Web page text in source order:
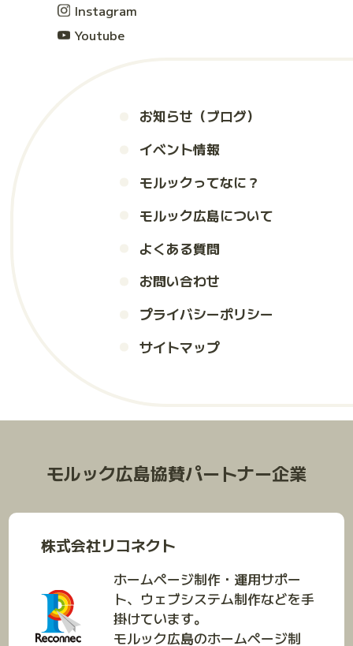
Instagram
Youtube
お知らせ（ブログ）
イベント情報
モルックってなに？
モルック広島について
よくある質問
お問い合わせ
プライバシーポリシー
サイトマップ
モルック広島協賛パートナー企業
株式会社リコネクト
ホームページ制作・運用サポー
ト、ウェブシステム制作などを手
掛けています。
モルック広島のホームページ制